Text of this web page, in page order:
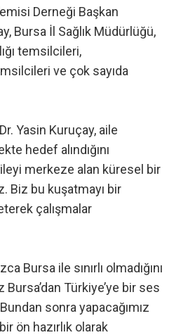
Derneği Başkan
Bursa İl Sağlık Müdürlüğü,
temsilcileri,
ve çok sayıda
Yasin Kuruçay, aile
hedef alındığını
merkeze alan küresel bir
Biz bu kuşatmayı bir
çalışmalar
Bursa ile sınırlı olmadığını
Bursa’dan Türkiye’ye bir ses
sonra yapacağımız
ön hazırlık olarak